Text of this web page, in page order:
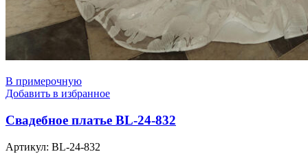
В примерочную
Добавить в избранное
Свадебное платье BL-24-832
Артикул: BL-24-832